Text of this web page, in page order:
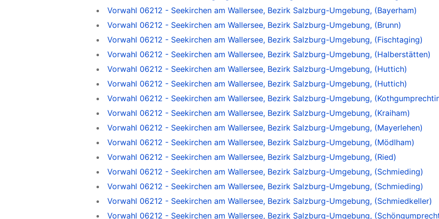
Vorwahl 06212 - Seekirchen am Wallersee, Bezirk Salzburg-Umgebung, (Bayerham)
Vorwahl 06212 - Seekirchen am Wallersee, Bezirk Salzburg-Umgebung, (Brunn)
Vorwahl 06212 - Seekirchen am Wallersee, Bezirk Salzburg-Umgebung, (Fischtaging)
Vorwahl 06212 - Seekirchen am Wallersee, Bezirk Salzburg-Umgebung, (Halberstätten)
Vorwahl 06212 - Seekirchen am Wallersee, Bezirk Salzburg-Umgebung, (Huttich)
Vorwahl 06212 - Seekirchen am Wallersee, Bezirk Salzburg-Umgebung, (Huttich)
Vorwahl 06212 - Seekirchen am Wallersee, Bezirk Salzburg-Umgebung,
Vorwahl 06212 - Seekirchen am Wallersee, Bezirk Salzburg-Umgebung, (Kraiham)
Vorwahl 06212 - Seekirchen am Wallersee, Bezirk Salzburg-Umgebung, (Mayerlehen)
Vorwahl 06212 - Seekirchen am Wallersee, Bezirk Salzburg-Umgebung, (Mödlham)
Vorwahl 06212 - Seekirchen am Wallersee, Bezirk Salzburg-Umgebung, (Ried)
Vorwahl 06212 - Seekirchen am Wallersee, Bezirk Salzburg-Umgebung, (Schmieding)
Vorwahl 06212 - Seekirchen am Wallersee, Bezirk Salzburg-Umgebung, (Schmieding)
Vorwahl 06212 - Seekirchen am Wallersee, Bezirk Salzburg-Umgebung, (Schmiedkeller)
Vorwahl 06212 - Seekirchen am Wallersee, Bezirk Salzburg-Umgebung,